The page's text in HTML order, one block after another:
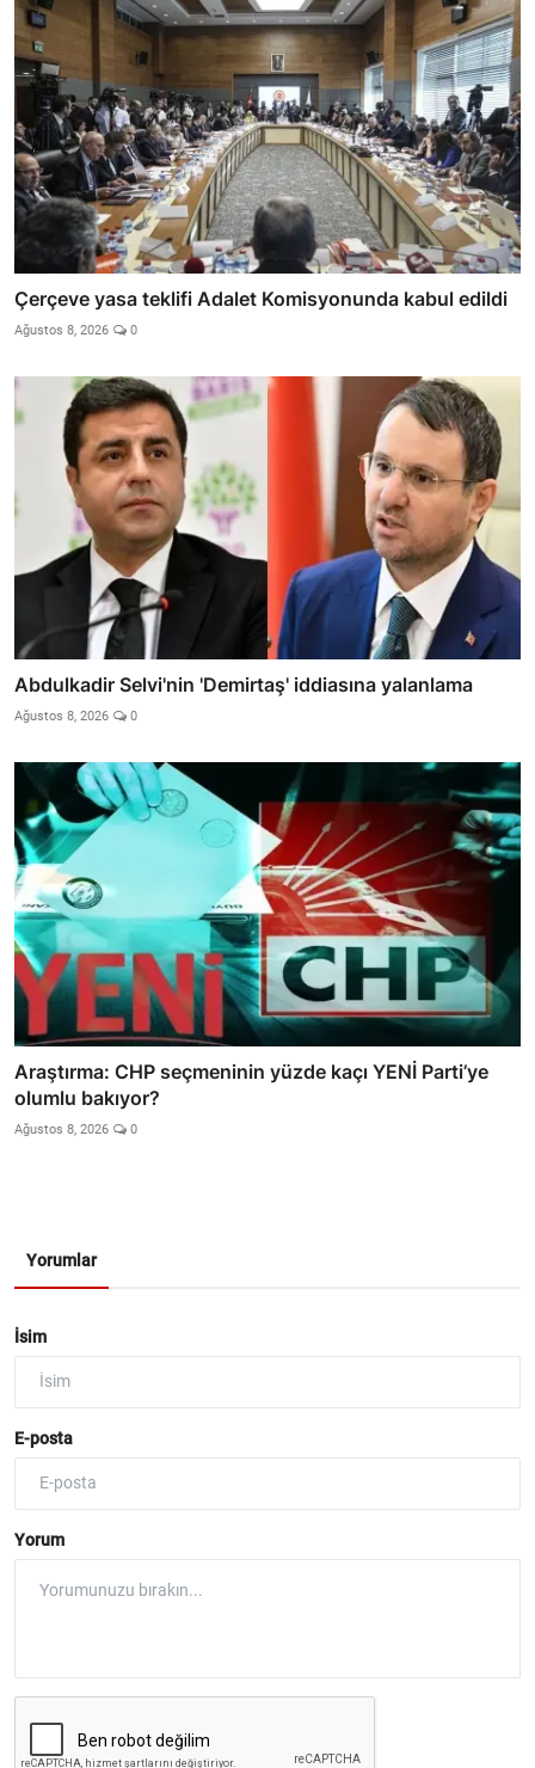
Çerçeve yasa teklifi Adalet Komisyonunda kabul edildi
Ağustos 8, 2026 0
Abdulkadir Selvi'nin 'Demirtaş' iddiasına yalanlama
Ağustos 8, 2026 0
Araştırma: CHP seçmeninin yüzde kaçı YENİ Parti’ye
olumlu bakıyor?
Ağustos 8, 2026 0
Yorumlar
İsim
E-posta
Yorum